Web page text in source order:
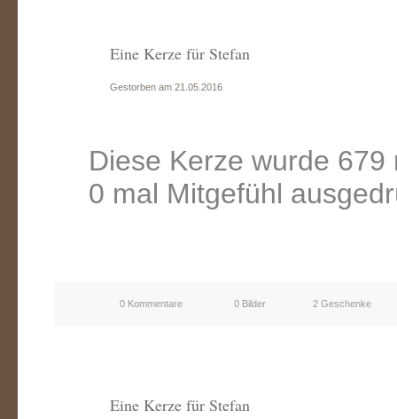
Eine Kerze für Stefan
Gestorben am 21.05.2016
Diese Kerze wurde
0 mal Mitgefühl
0 Kommentare 0 Bilder 2 Geschenke
Eine Kerze für Stefan